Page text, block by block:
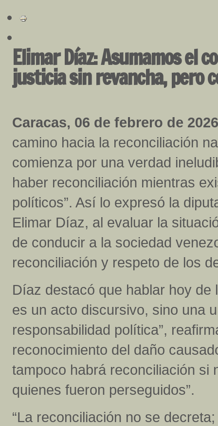
Elimar Díaz: Asumamos el
justicia sin revancha, pero
Caracas, 06 de febrero de
camino hacia la reconciliación
comienza por una verdad
haber reconciliación mientras
políticos”. Así lo expresó la
Elimar Díaz, al evaluar la
de conducir a la sociedad
reconciliación y respeto de los
Díaz destacó que hablar hoy de
es un acto discursivo, sino una
responsabilidad política”,
reconocimiento del daño
tampoco habrá reconciliación si
quienes fueron perseguidos”.
“La reconciliación no se